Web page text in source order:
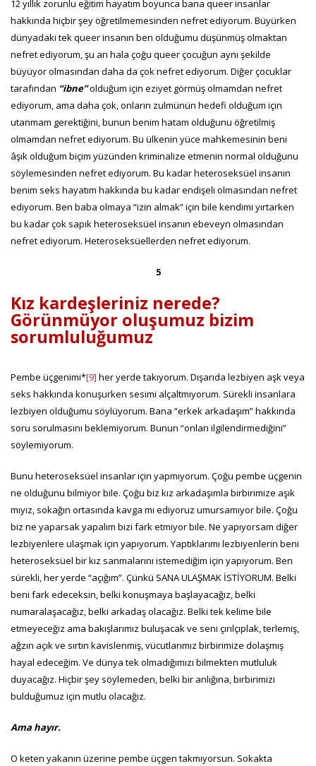
12 yıllık zorunlu eğitim hayatım boyunca bana queer insanlar
hakkında hiçbir şey öğretilmemesinden nefret ediyorum. Büyürken
dünyadaki tek queer insanın ben olduğumu düşünmüş olmaktan
nefret ediyorum, şu an hala çoğu queer çocuğun aynı şekilde
büyüyor olmasından daha da çok nefret ediyorum. Diğer çocuklar
tarafından “ibne”olduğum için eziyet görmüş olmamdan nefret
ediyorum, ama daha çok, onların zulmünün hedefi olduğum için
utanmam gerektiğini, bunun benim hatam olduğunu öğretilmiş
olmamdan nefret ediyorum. Bu ülkenin yüce mahkemesinin beni
âşık olduğum biçim yüzünden kriminalize etmenin normal olduğunu
söylemesinden nefret ediyorum. Bu kadar heteroseksüel insanın
benim seks hayatım hakkında bu kadar endişeli olmasından nefret
ediyorum. Ben baba olmaya “izin almak” için bile kendimi yırtarken
bu kadar çok sapık heteroseksüel insanın ebeveyn olmasından
nefret ediyorum. Heteroseksüellerden nefret ediyorum.
5
Kız kardeşleriniz nerede?
Görünmüyor oluşumuz bizim
sorumluluğumuz
Pembe üçgenimi*[9] her yerde takıyorum. Dışarıda lezbiyen aşk veya
seks hakkında konuşurken sesimi alçaltmıyorum. Sürekli insanlara
lezbiyen olduğumu söylüyorum. Bana “erkek arkadaşım” hakkında
soru sorulmasını beklemiyorum. Bunun “onları ilgilendirmediğini”
söylemiyorum.
Bunu heteroseksüel insanlar için yapmıyorum. Çoğu pembe üçgenin
ne olduğunu bilmiyor bile. Çoğu biz kız arkadaşımla birbirimize aşık
mıyız, sokağın ortasında kavga mı ediyoruz umursamıyor bile. Çoğu
biz ne yaparsak yapalım bizi fark etmiyor bile. Ne yapıyorsam diğer
lezbiyenlere ulaşmak için yapıyorum. Yaptıklarımı lezbiyenlerin beni
heteroseksüel bir kız sanmalarını istemediğim için yapıyorum. Ben
sürekli, her yerde “açığım”. Çünkü SANA ULAŞMAK İSTİYORUM. Belki
beni fark edeceksin, belki konuşmaya başlayacağız, belki
numaralaşacağız, belki arkadaş olacağız. Belki tek kelime bile
etmeyeceğiz ama bakışlarımız buluşacak ve seni çırılçıplak, terlemiş,
ağzın açık ve sırtın kavislenmiş, vücutlarımız birbirimize dolaşmış
hayal edeceğim. Ve dünya tek olmadığımızı bilmekten mutluluk
duyacağız. Hiçbir şey söylemeden, belki bir anlığına, birbirimizi
bulduğumuz için mutlu olacağız.
Ama hayır.
O keten yakanın üzerine pembe üçgen takmıyorsun. Sokakta